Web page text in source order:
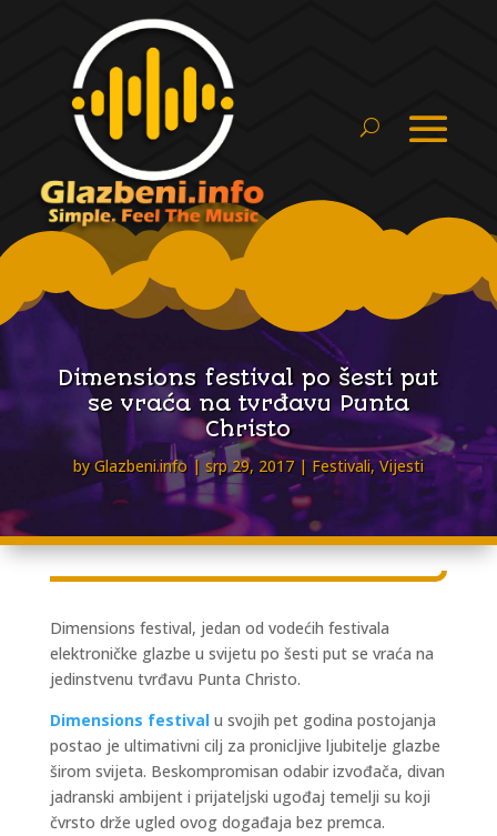
Dimensions festival po šesti put
se vraća na tvrđavu Punta
Christo
byGlazbeni.info srp 29, 2017 Festivali,Vijesti
Dimensions festival, jedan od vodećih festivala
elektroničke glazbe u svijetu po šesti put se vraća na
jedinstvenu tvrđavu Punta Christo.
Dimensions festivalu svojih pet godina postojanja
postao je ultimativni cilj za pronicljive ljubitelje glazbe
širom svijeta. Beskompromisan odabir izvođača, divan
jadranski ambijent i prijateljski ugođaj temelji su koji
čvrsto drže ugled ovog događaja bez premca.